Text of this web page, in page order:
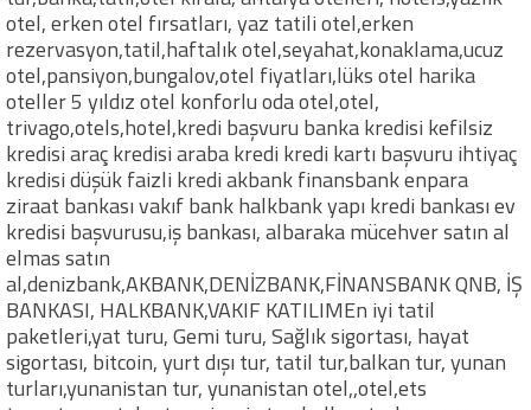
otel, erken otel fırsatları, yaz tatili otel,erken
rezervasyon,tatil,haftalık otel,seyahat,konaklama,ucuz
otel,pansiyon,bungalov,otel fiyatları,lüks otel harika
oteller 5 yıldız otel konforlu oda otel,otel,
trivago,otels,hotel,kredi başvuru banka kredisi kefilsiz
kredisi araç kredisi araba kredi kredi kartı başvuru ihtiyaç
kredisi düşük faizli kredi akbank finansbank enpara
ziraat bankası vakıf bank halkbank yapı kredi bankası ev
kredisi başvurusu,iş bankası, albaraka mücehver satın al
elmas satın
al,denizbank,AKBANK,DENİZBANK,FİNANSBANK QNB, İŞ
BANKASI, HALKBANK,VAKIF KATILIMEn iyi tatil
paketleri,yat turu, Gemi turu, Sağlık sigortası, hayat
sigortası, bitcoin, yurt dışı tur, tatil tur,balkan tur, yunan
turları,yunanistan tur, yunanistan otel,,otel,ets